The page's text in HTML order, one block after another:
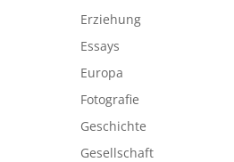
Erziehung
Essays
Europa
Fotografie
Geschichte
Gesellschaft